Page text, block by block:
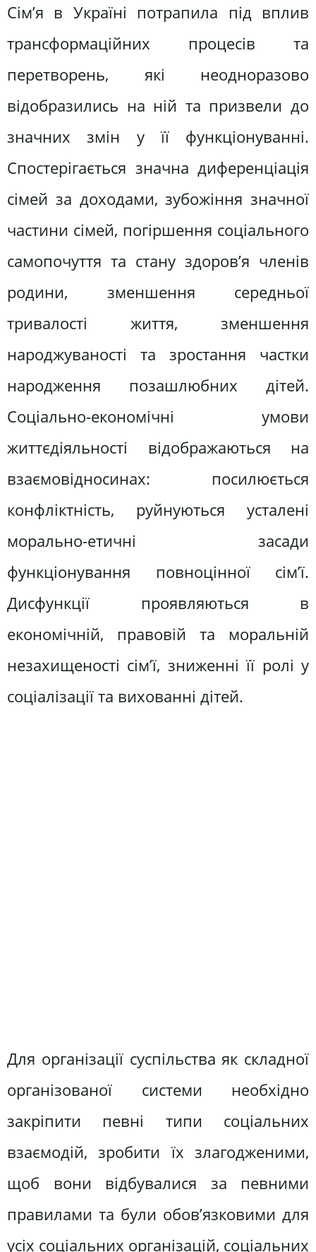
Сім’я в Україні потрапила під вплив
трансформаційних процесів та
перетворень, які неодноразово
відобразились на ній та призвели до
значних змін у її функціонуванні.
Спостерігається значна диференціація
сімей за доходами, зубожіння значної
частини сімей, погіршення соціального
самопочуття та стану здоров’я членів
родини, зменшення середньої
тривалості життя, зменшення
народжуваності та зростання частки
народження позашлюбних дітей.
Соціально-економічні умови
життєдіяльності відображаються на
взаємовідносинах: посилюється
конфліктність, руйнуються усталені
морально-етичні засади
функціонування повноцінної сім’ї.
Дисфункції проявляються в
економічній, правовій та моральній
незахищеності сім’ї, зниженні її ролі у
соціалізації та вихованні дітей.
Для організації суспільства як складної
організованої системи необхідно
закріпити певні типи соціальних
взаємодій, зробити їх злагодженими,
щоб вони відбувалися за певними
правилами та були обов’язковими для
усіх соціальних організацій, соціальних